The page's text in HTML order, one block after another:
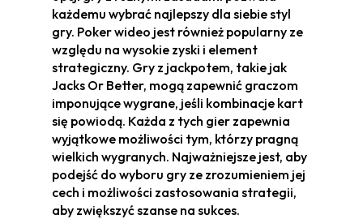
każdemu wybrać najlepszy dla siebie styl
gry. Poker wideo jest również popularny ze
względu na wysokie zyski i element
strategiczny. Gry z jackpotem, takie jak
Jacks Or Better, mogą zapewnić graczom
imponujące wygrane, jeśli kombinacje kart
się powiodą. Każda z tych gier zapewnia
wyjątkowe możliwości tym, którzy pragną
wielkich wygranych. Najważniejsze jest, aby
podejść do wyboru gry ze zrozumieniem jej
cech i możliwości zastosowania strategii,
aby zwiększyć szanse na sukces.